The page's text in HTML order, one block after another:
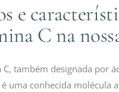
e
C na
C, também designada por
uma conhecida molécula